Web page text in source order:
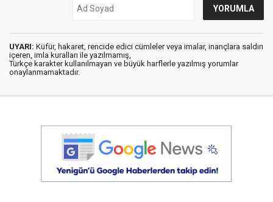
UYARI: Küfür, hakaret, rencide edici cümleler veya imalar, inançlara saldırı
içeren, imla kuralları ile yazılmamış,
Türkçe karakter kullanılmayan ve büyük harflerle yazılmış yorumlar
onaylanmamaktadır.